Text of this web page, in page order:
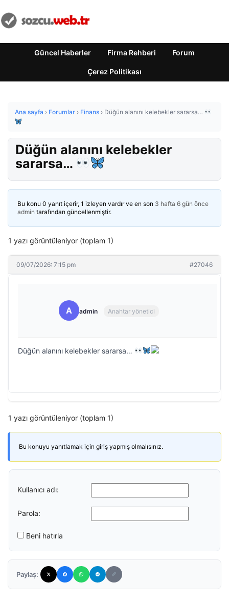
Güncel Haberler Firma Rehberi Forum
Çerez Politikası
Ana sayfa › Forumlar › Finans › Düğün alanını kelebekler sararsa…
Düğün alanını kelebekler
sararsa…
Bu konu 0 yanıt içerir, 1 izleyen vardır ve en son 3 hafta 6 gün önce
admin tarafından güncellenmiştir.
1 yazı görüntüleniyor (toplam 1)
09/07/2026: 7:15 pm #27046
A admin Anahtar yönetici
Düğün alanını kelebekler sararsa…
1 yazı görüntüleniyor (toplam 1)
Bu konuyu yanıtlamak için giriş yapmış olmalısınız.
Kullanıcı adı:
Parola:
Beni hatırla
Paylaş: